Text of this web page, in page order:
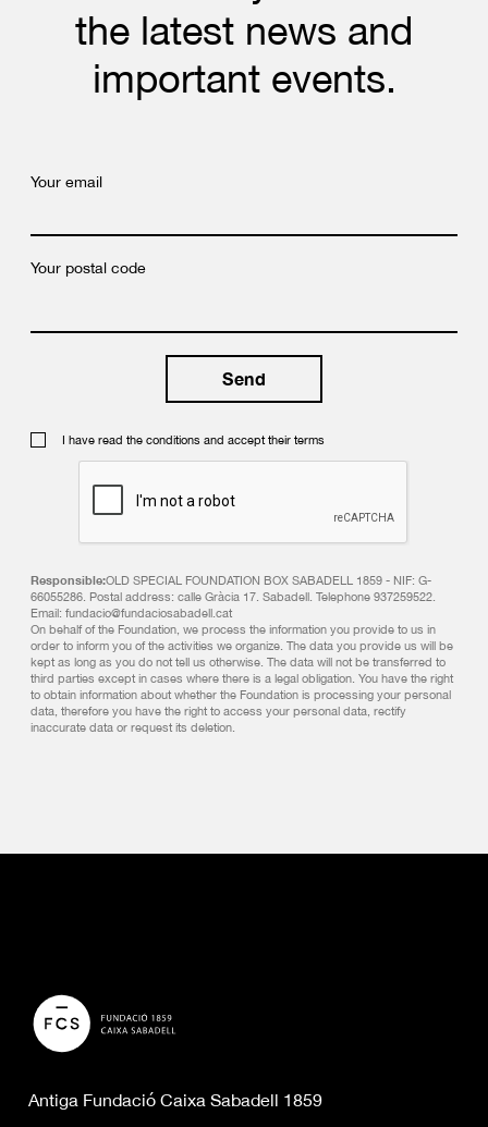
the latest news and
important events.
Your email
Your postal code
I have read the conditions and accept their terms
Responsible:OLD SPECIAL FOUNDATION BOX SABADELL 1859 - NIF: G-
66055286. Postal address: calle Gràcia 17. Sabadell. Telephone 937259522.
Email: fundacio@fundaciosabadell.cat
On behalf of the Foundation, we process the information you provide to us in
order to inform you of the activities we organize. The data you provide us will be
kept as long as you do not tell us otherwise. The data will not be transferred to
third parties except in cases where there is a legal obligation. You have the right
to obtain information about whether the Foundation is processing your personal
data, therefore you have the right to access your personal data, rectify
inaccurate data or request its deletion.
Antiga Fundació Caixa Sabadell 1859